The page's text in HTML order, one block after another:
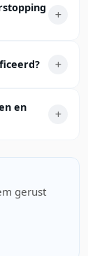
en
gerust